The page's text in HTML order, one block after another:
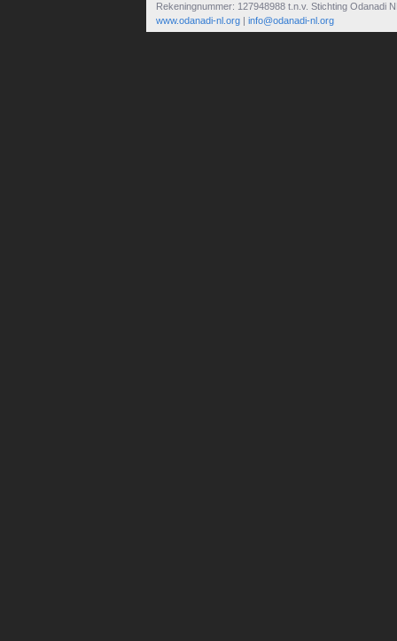
Rekeningnummer: 127948988 t.n.v. Stichting Odanadi
www.odanadi-nl.org | info@odanadi-nl.org